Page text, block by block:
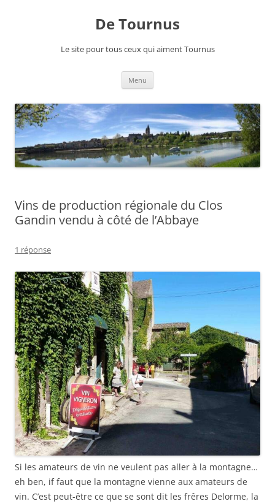
De Tournus
Le site pour tous ceux qui aiment Tournus
Menu
Vins de production régionale du Clos
Gandin vendu à côté de l’Abbaye
1 réponse
Si les amateurs de vin ne veulent pas aller à la montagne…
eh ben, if faut que la montagne vienne aux amateurs de
vin. C’est peut-être ce que se sont dit les frêres Delorme, la